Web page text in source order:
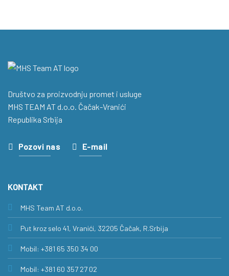
Društvo za proizvodnju promet i usluge
MHS TEAM AT d.o.o. Čačak-Vranići
Republika Srbija
Pozovi nas E-mail
KONTAKT
MHS Team AT d.o.o.
Put kroz selo 41, Vranići, 32205 Čačak, R.Srbija
Mobil: +381 65 350 34 00
Mobil: +381 60 357 27 02